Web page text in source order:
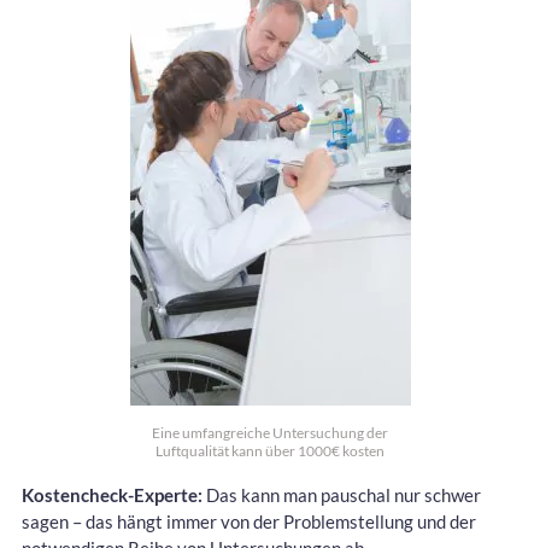
Eine umfangreiche Untersuchung der
Luftqualität kann über 1000€ kosten
Kostencheck-Experte: Das kann man pauschal nur schwer
sagen – das hängt immer von der Problemstellung und der